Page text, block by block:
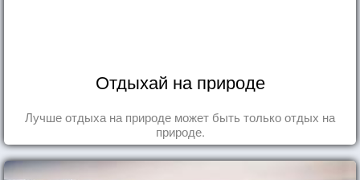
Отдыхай на природе
Лучше отдыха на природе может быть только отдых на
природе.